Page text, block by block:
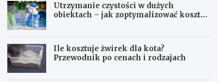
Utrzymanie czystości w dużych
obiektach – jak zoptymalizować koszty
Ile kosztuje żwirek dla kota?
Przewodnik po cenach i rodzajach